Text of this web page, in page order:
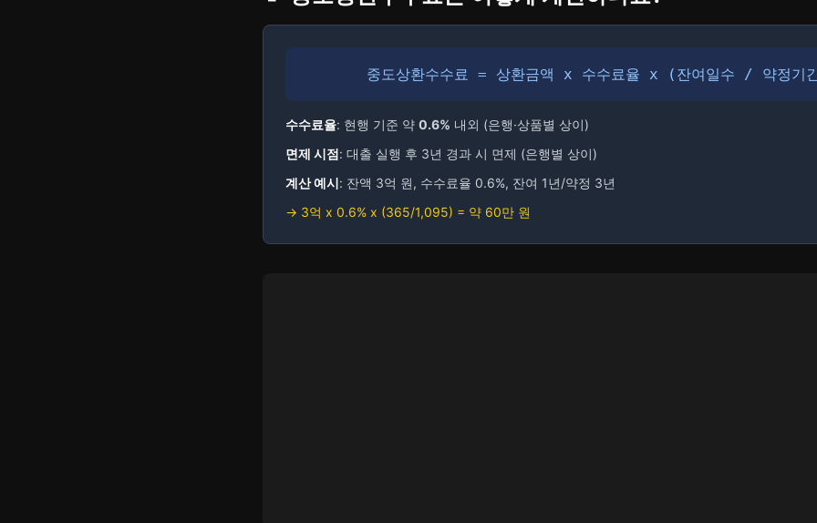
중도상환수수료 = 상환금액 x 수수료율 x (잔여일수 / 약정기
수수료율: 현행 기준 약 0.6% 내외 (은행·상품별 상이)
면제 시점: 대출 실행 후 3년 경과 시 면제 (은행별 상이)
계산 예시: 잔액 3억 원, 수수료율 0.6%, 잔여 1년/약정 3년
→ 3억 x 0.6% x (365/1,095) = 약 60만 원